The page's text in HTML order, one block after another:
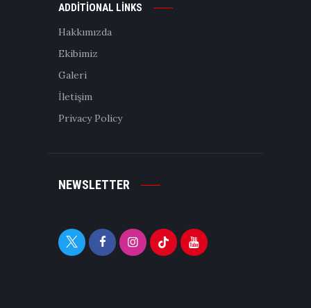
ADDITIONAL LINKS
Hakkımızda
Ekibimiz
Galeri
İletişim
Privacy Policy
NEWSLETTER